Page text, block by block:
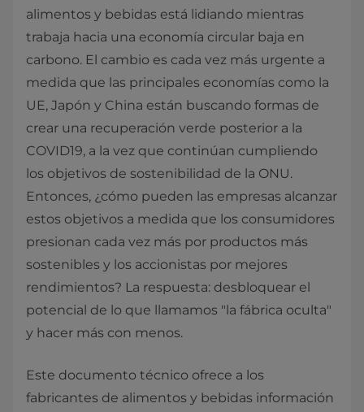
alimentos y bebidas está lidiando mientras
trabaja hacia una economía circular baja en
carbono. El cambio es cada vez más urgente a
medida que las principales economías como la
UE, Japón y China están buscando formas de
crear una recuperación verde posterior a la
COVID19, a la vez que continúan cumpliendo
los objetivos de sostenibilidad de la ONU.
Entonces, ¿cómo pueden las empresas alcanzar
estos objetivos a medida que los consumidores
presionan cada vez más por productos más
sostenibles y los accionistas por mejores
rendimientos? La respuesta: desbloquear el
potencial de lo que llamamos "la fábrica oculta"
y hacer más con menos.
Este documento técnico ofrece a los
fabricantes de alimentos y bebidas información